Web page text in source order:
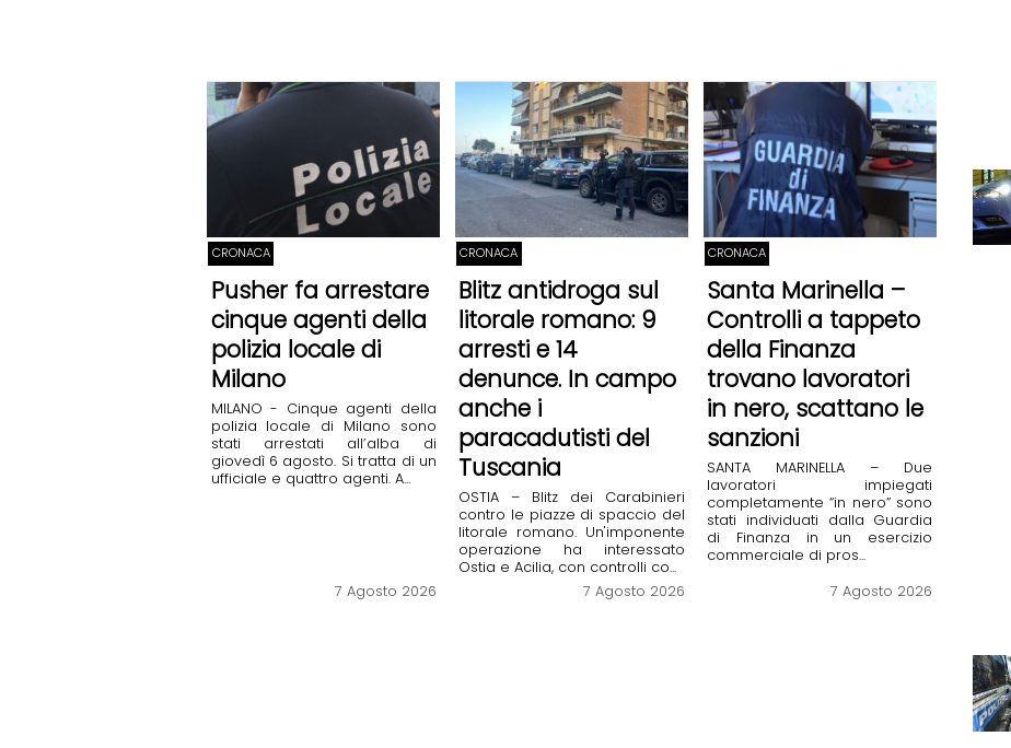
CRONACA
Pusher fa arrestare
cinque agenti della
polizia locale di
Milano
MILANO - Cinque agenti della
polizia locale di Milano sono
stati arrestati all’alba di
giovedì 6 agosto. Si tratta di un
ufficiale e quattro agenti. A...
7 Agosto 2026
CRONACA
Blitz antidroga sul
litorale romano: 9
arresti e 14
denunce. In campo
anche i
paracadutisti del
Tuscania
OSTIA – Blitz dei Carabinieri
contro le piazze di spaccio del
litorale romano. Un'imponente
operazione ha interessato
Ostia e Acilia, con controlli co...
7 Agosto 2026
CRONACA
Santa Marinella –
Controlli a tappeto
della Finanza
trovano lavoratori
in nero, scattano le
sanzioni
SANTA MARINELLA – Due
lavoratori impiegati
completamente “in nero” sono
stati individuati dalla Guardia
di Finanza in un esercizio
commerciale di pros...
7 Agosto 2026